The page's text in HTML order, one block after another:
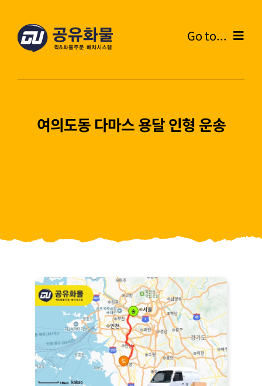
Go to...
블로그
여의도동 다마스 용달 인형 운송